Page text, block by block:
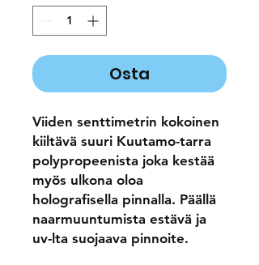
Osta
Viiden senttimetrin kokoinen
kiiltävä suuri Kuutamo-tarra
polypropeenista joka kestää
myös ulkona oloa
holografisella pinnalla. Päällä
naarmuuntumista estävä ja
uv-lta suojaava pinnoite.